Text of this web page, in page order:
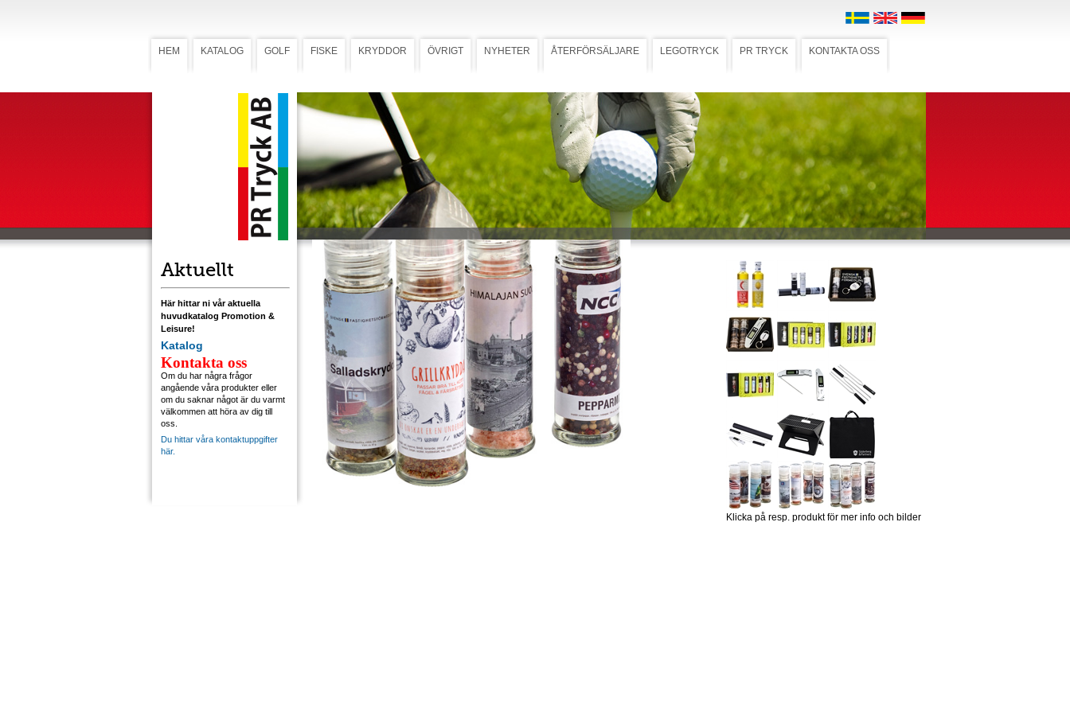
HEM KATALOG GOLF FISKE KRYDDOR ÖVRIGT NYHETER ÅTERFÖRSÄLJARE LEGOTRYCK PR TRYCK KONTAKTA OSS
Aktuellt
Här hittar ni vår aktuella
huvudkatalog Promotion &
Leisure!
Katalog
Kontakta oss
Om du har några frågor
angående våra produkter eller
om du saknar något är du varmt
välkommen att höra av dig till
oss.
Du hittar våra kontaktuppgifter
här.
Kryddkvarnar med 4 smaker
Kryddkvarnar med 4
smaker
Grillkrydda, Pepparmix, Himalayasalt,
Salladskrydda
Klicka på resp. produkt för mer info och bilder
Ladda ner högupplöst bild